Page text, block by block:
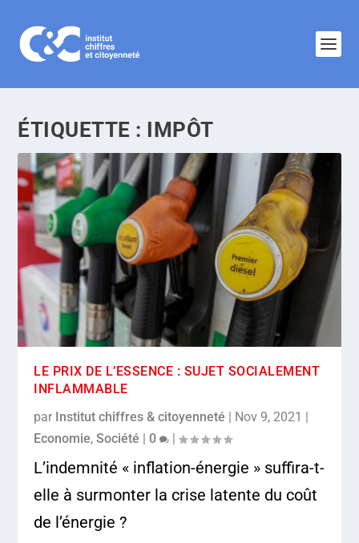
ÉTIQUETTE : IMPÔT
LE PRIX DE L’ESSENCE : SUJET SOCIALEMENT
INFLAMMABLE
par Institut chiffres & citoyenneté | Nov 9, 2021 |
Economie,Société |0 |
L’indemnité « inflation-énergie » suffira-t-
elle à surmonter la crise latente du coût
de l’énergie ?